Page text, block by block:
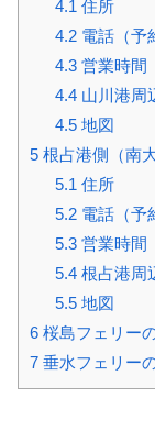
4.1 住所
4.2電話（予
4.3営業時間
4.4山川港周
4.5地図
5 根占港側（南
5.1 住所
5.2電話（予
5.3営業時間
5.4根占港周
5.5地図
6 桜島フェリー
7 垂水フェリー